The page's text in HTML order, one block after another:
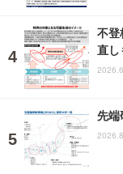
不登
直し
先端